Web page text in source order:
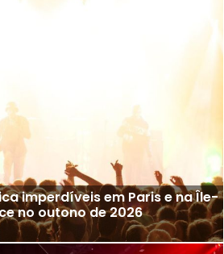
imperdíveis em Paris e na Île-
no outono de 2026